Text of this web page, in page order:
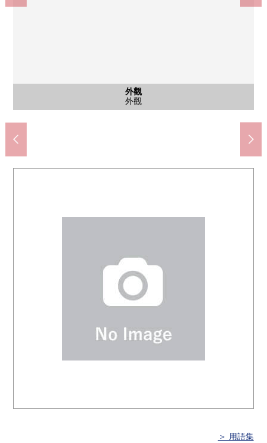
外觀
外觀
風景
被生活眺望南側
風景
被陽台眺望東面
共有部分
休息室
入口
入口
入口
入口
入口
入口
陽台
陽台
共有部分
電梯
外觀
外觀
外觀
外觀
外觀
外觀
資生館小學校(約130m)
中島中學(約1480m)
第一薄野商店(約370m)
大通公園(約450m)
札幌南三條醫院(約120m)
KOKUMIN藥品狸小徑5丁目商店(約130m)
7-Eleven札幌南３條西6丁目商店(約40m)
北海道銀行薄野分店(約180m)
＞ 用語集